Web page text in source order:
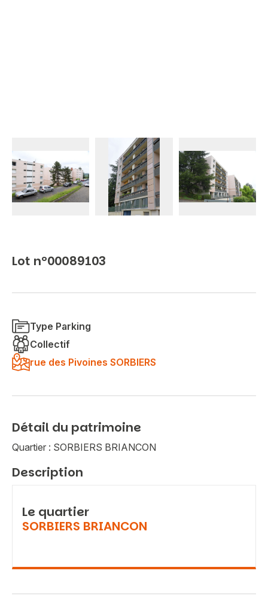
Lot n°00089103
Type Parking
Collectif
rue des Pivoines SORBIERS
Détail du patrimoine
Quartier : SORBIERS BRIANCON
Description
Le quartier
SORBIERS BRIANCON